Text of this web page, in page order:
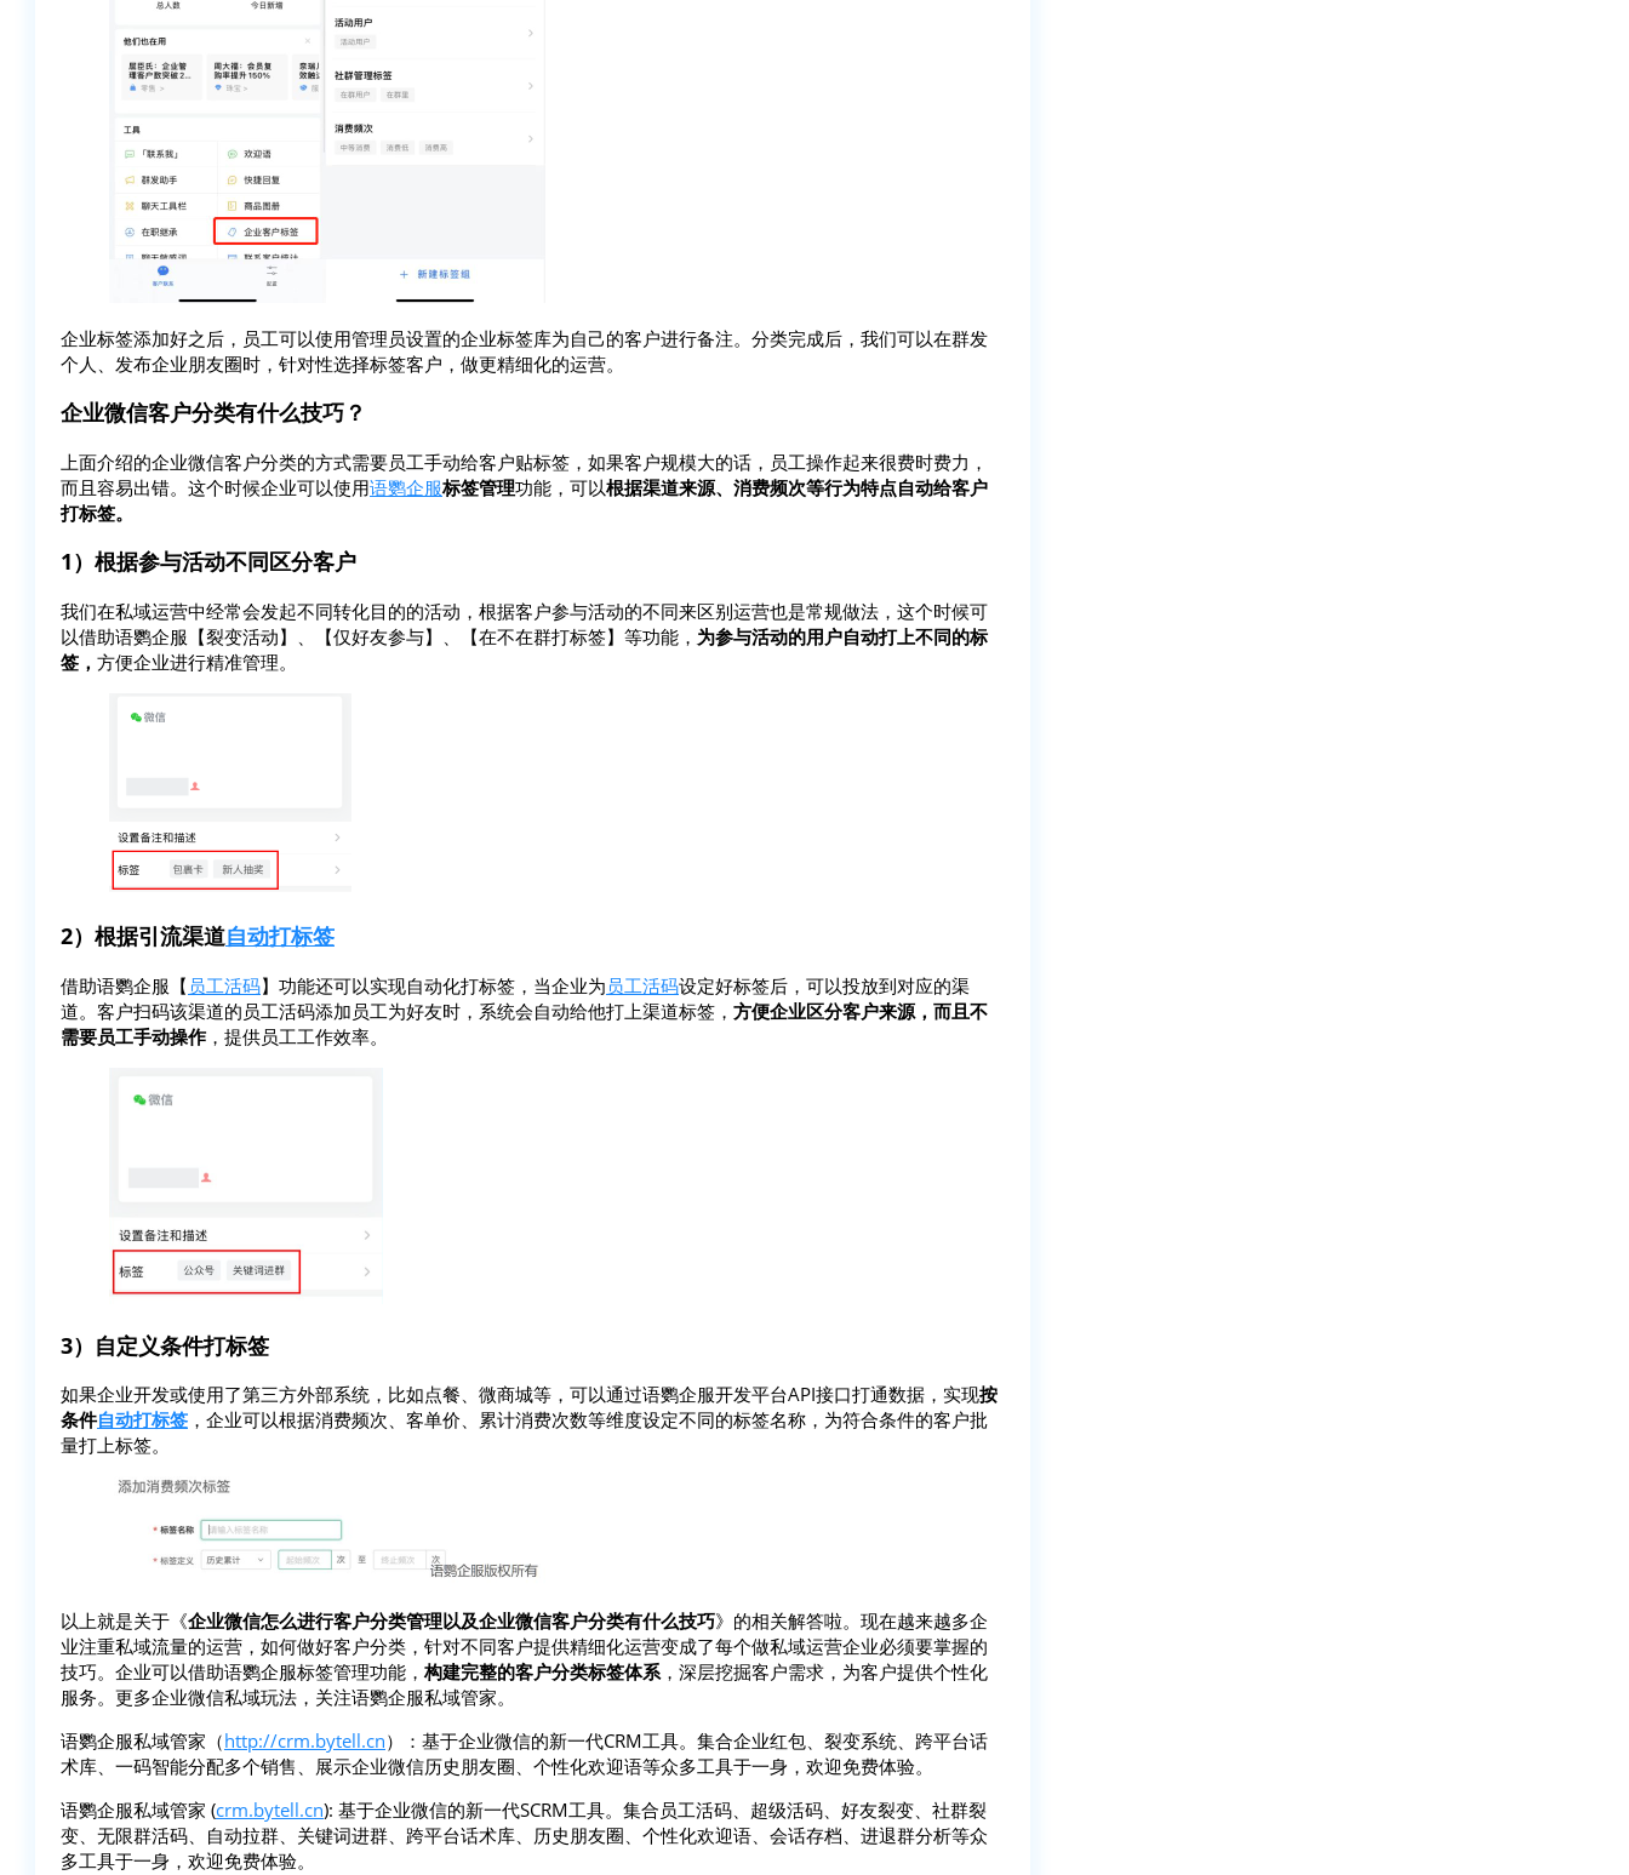
企业标签添加好之后，员工可以使用管理员设置的企业标签库为自己的客户进行备注。分类完成后，我们可以在群发
个人、发布企业朋友圈时，针对性选择标签客户，做更精细化的运营。
企业微信客户分类有什么技巧？
上面介绍的企业微信客户分类的方式需要员工手动给客户贴标签，如果客户规模大的话，员工操作起来很费时费力，
而且容易出错。这个时候企业可以使用语鹦企服标签管理功能，可以根据渠道来源、消费频次等行为特点自动给客户
打标签。
1）根据参与活动不同区分客户
我们在私域运营中经常会发起不同转化目的的活动，根据客户参与活动的不同来区别运营也是常规做法，这个时候可
以借助语鹦企服【裂变活动】、【仅好友参与】、【在不在群打标签】等功能， 为参与活动的用户自动打上不同的标
签， 方便企业进行精准管理。
2）根据引流渠道自动打标签
借助语鹦企服【 员工活码】功能还可以实现自动化打标签，当企业为 员工活码设定好标签后，可以投放到对应的渠
道。客户扫码该渠道的员工活码添加员工为好友时，系统会自动给他打上渠道标签， 方便企业区分客户来源，而且不
需要员工手动操作 ，提供员工工作效率。
3）自定义条件打标签
如果企业开发或使用了第三方外部系统，比如点餐、微商城等，可以通过语鹦企服开发平台API接口打通数据，实现按
条件自动打标签 ，企业可以根据消费频次、客单价、累计消费次数等维度设定不同的标签名称，为符合条件的客户批
量打上标签。
以上就是关于《企业微信怎么进行客户分类管理以及企业微信客户分类有什么技巧》的相关解答啦。现在越来越多企
业注重私域流量的运营，如何做好客户分类，针对不同客户提供精细化运营变成了每个做私域运营企业必须要掌握的
技巧。企业可以借助语鹦企服标签管理功能，构建完整的客户分类标签体系，深层挖掘客户需求，为客户提供个性化
服务。更多企业微信私域玩法，关注语鹦企服私域管家。
语鹦企服私域管家（http://crm.bytell.cn）：基于企业微信的新一代CRM工具。集合企业红包、裂变系统、跨平台话
术库、一码智能分配多个销售、展示企业微信历史朋友圈、个性化欢迎语等众多工具于一身，欢迎免费体验。
语鹦企服私域管家 (crm.bytell.cn): 基于企业微信的新一代SCRM工具。集合员工活码、超级活码、好友裂变、社群裂
变、无限群活码、自动拉群、关键词进群、跨平台话术库、历史朋友圈、个性化欢迎语、会话存档、进退群分析等众
多工具于一身，欢迎免费体验。